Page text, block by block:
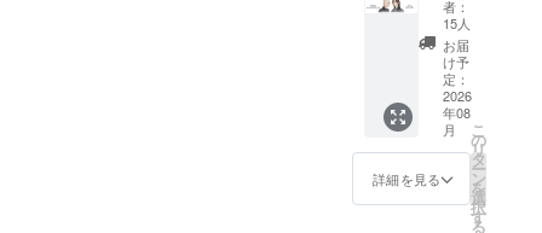
開場/開
演
12:30/1
3:00
「NEC
REBOO
T」を当
日会場
Aサマ＆
ヒィロ
の100歳
までヘ
ドバン
できる
か？バ
ンギャ
ル人生
お悩み
相談
者：
15人
お届
け予
定：
2026
年08
月
詳細を見る
こ
の
リ
タ
ー
ン
を
選
択
す
る